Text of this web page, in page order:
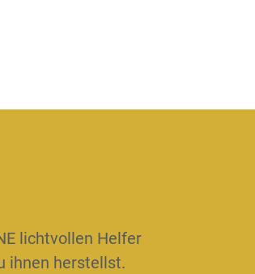
lichtvollen Helfer
ihnen herstellst.